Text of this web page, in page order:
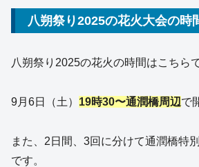
八朔祭り2025の花火大会の時
八朔祭り2025の花火の時間はこちらで
9月6日（土） 19時30〜通潤橋周辺で
また、2日間、3回に分けて通潤橋特
です。